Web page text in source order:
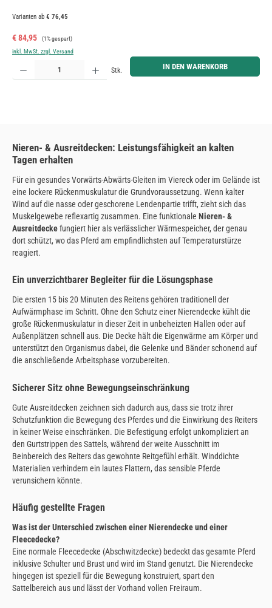
Varianten ab € 76,45
Verkaufspreis:
€ 84,95 Regulärer Preis:
(1% gespart)
inkl. MwSt. zzgl. Versand
Produkt Anzahl: Gib den gewünschten Wert ein oder benutze die Schaltflächen um die Anzahl zu
Stk. IN DEN WARENKORB
Nieren- & Ausreitdecken: Leistungsfähigkeit an kalten
Tagen erhalten
Für ein gesundes Vorwärts-Abwärts-Gleiten im Viereck oder im Gelände ist
eine lockere Rückenmuskulatur die Grundvoraussetzung. Wenn kalter
Wind auf die nasse oder geschorene Lendenpartie trifft, zieht sich das
Muskelgewebe reflexartig zusammen. Eine funktionale Nieren- &
Ausreitdeckefungiert hier als verlässlicher Wärmespeicher, der genau
dort schützt, wo das Pferd am empfindlichsten auf Temperaturstürze
reagiert.
Ein unverzichtbarer Begleiter für die Lösungsphase
Die ersten 15 bis 20 Minuten des Reitens gehören traditionell der
Aufwärmphase im Schritt. Ohne den Schutz einer Nierendecke kühlt die
große Rückenmuskulatur in dieser Zeit in unbeheizten Hallen oder auf
Außenplätzen schnell aus. Die Decke hält die Eigenwärme am Körper und
unterstützt den Organismus dabei, die Gelenke und Bänder schonend auf
die anschließende Arbeitsphase vorzubereiten.
Sicherer Sitz ohne Bewegungseinschränkung
Gute Ausreitdecken zeichnen sich dadurch aus, dass sie trotz ihrer
Schutzfunktion die Bewegung des Pferdes und die Einwirkung des Reiters
in keiner Weise einschränken. Die Befestigung erfolgt unkompliziert an
den Gurtstrippen des Sattels, während der weite Ausschnitt im
Beinbereich des Reiters das gewohnte Reitgefühl erhält. Winddichte
Materialien verhindern ein lautes Flattern, das sensible Pferde
verunsichern könnte.
Häufig gestellte Fragen
Was ist der Unterschied zwischen einer Nierendecke und einer
Fleecedecke?
Eine normale Fleecedecke (Abschwitzdecke) bedeckt das gesamte Pferd
inklusive Schulter und Brust und wird im Stand genutzt. Die Nierendecke
hingegen ist speziell für die Bewegung konstruiert, spart den
Sattelbereich aus und lässt der Vorhand vollen Freiraum.